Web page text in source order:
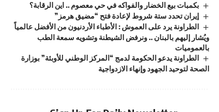
بكمبات بيع الخضار والفواكه في حي معصوم .. اين الرقابة؟
إيران تحدد ستة شروط لإعادة فتح “مضيق هرمز”
الطراونة يرد على العموش : الأطباء الأردنيون من الأفضل عالمياً
ويُشار إليهم بالبنان .. ونرفض الشيطنة وتشويه سمعة الطب
بالعموميات
الطراونة يدعو الحكومة لدمج “المركز الوطني للأوبئة” بوزارة
الصحة لتوحيد الجهود وإنهاء الازدواجية